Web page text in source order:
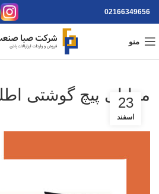
02166349656
منو
مزایای پیچ گوشتی
23
اسفند